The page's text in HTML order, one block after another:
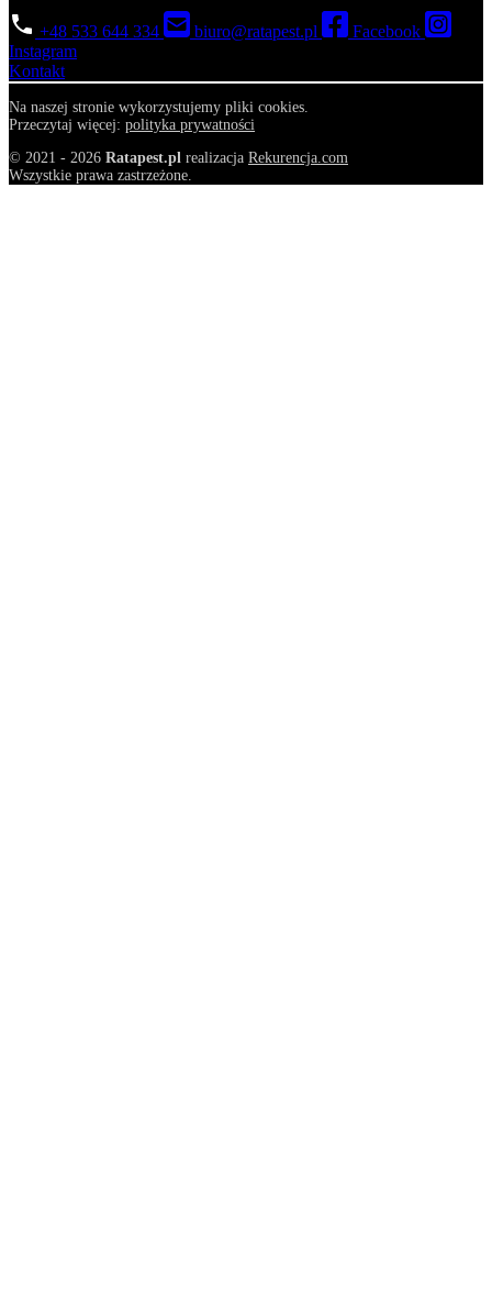
+48 533 644 334 biuro@ratapest.pl
Facebook
Instagram
Kontakt
Na naszej stronie wykorzystujemy pliki cookies.
Przeczytaj więcej: polityka prywatności
© 2021 - 2026 Ratapest.pl realizacja Rekurencja.com
Wszystkie prawa zastrzeżone.